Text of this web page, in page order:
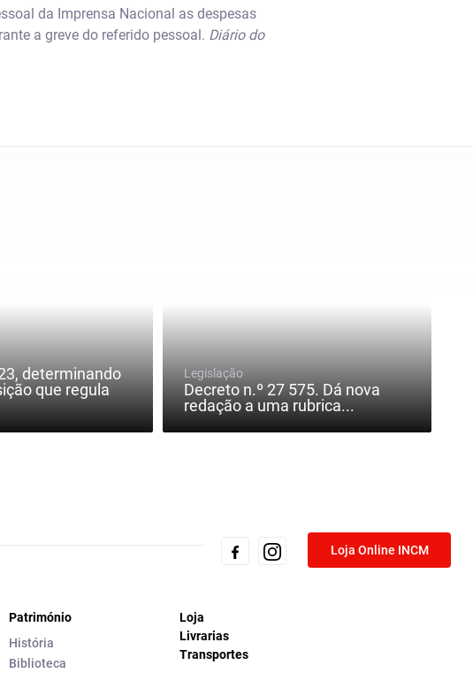
da Imprensa Nacional as despesas
a greve do referido pessoal. Diário do
determinando
que regula
Legislação
Decreto n.º 27 575. Dá nova
redação a uma rubrica...
Loja Online INCM
Património
História
Biblioteca
Loja
Livrarias
Transportes